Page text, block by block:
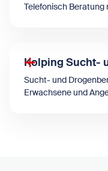
Telefonisch Beratung
Kolping Sucht-
Sucht- und
Erwachsene und